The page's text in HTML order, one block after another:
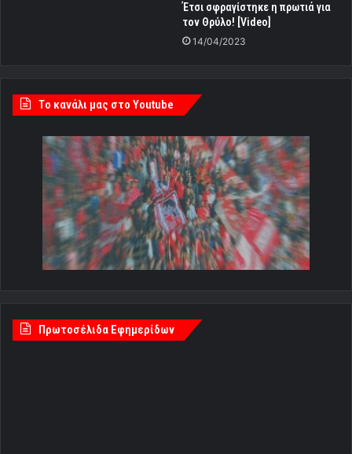
Έτσι σφραγίστηκε η πρωτιά για
τον Θρύλο! [Video]
14/04/2023
Tο κανάλι μας στο Youtube
Πρωτοσέλιδα Εφημερίδων